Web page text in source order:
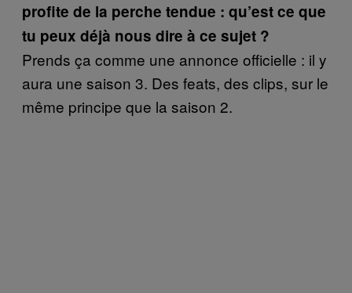
profite de la perche tendue : qu’est ce que
tu peux déjà nous dire à ce sujet ?
Prends ça comme une annonce officielle : il y
aura une saison 3. Des feats, des clips, sur le
même principe que la saison 2.